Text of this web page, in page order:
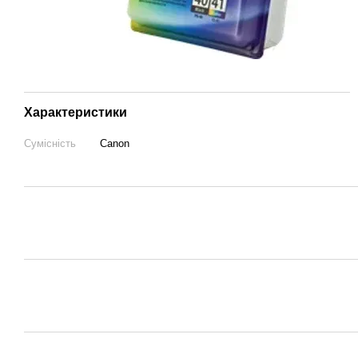
Характеристики
Сумісність Canon